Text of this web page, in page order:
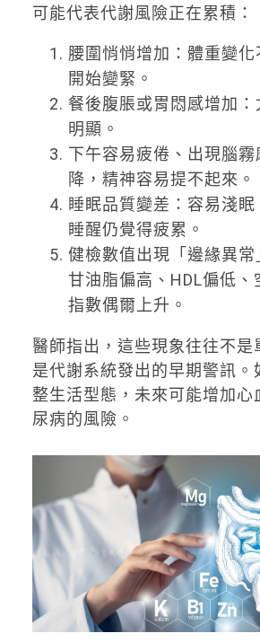
可能代表代謝風險正在累積：
腰圍悄悄增加：體重變
開始變緊。
餐後腹脹或胃悶感增加
明顯。
下午容易疲倦、出現腦
降，精神容易提不起來。
睡眠品質變差：容易淺
睡醒仍覺得疲累。
健檢數值出現「邊緣異
甘油脂偏高、HDL偏低、
指數偶爾上升。
醫師指出，這些現象往往不是
是代謝系統發出的早期警訊。
整生活型態，未來可能增加心
尿病的風險。